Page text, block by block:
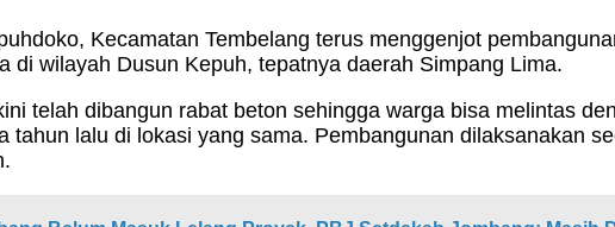
Kecamatan Tembelang terus menggenjot
di wilayah Dusun Kepuh, tepatnya daerah Simpang Lima.
telah dibangun rabat beton sehingga warga bisa melintas
tahun lalu di lokasi yang sama. Pembangunan dilaksanakan